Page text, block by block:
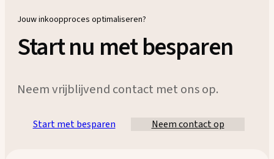
Jouw inkoopproces optimaliseren?
Start nu met besparen
Neem vrijblijvend contact met ons op.
Start met besparen Neem contact op